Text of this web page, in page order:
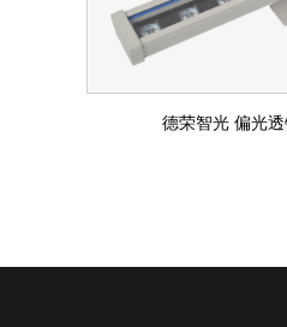
德荣智光 偏光